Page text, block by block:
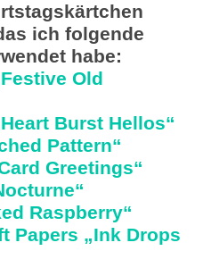
ich folgende
habe:
Old
Burst Hellos“
Pattern“
Greetings“
Raspberry“
Papers „Ink Drops